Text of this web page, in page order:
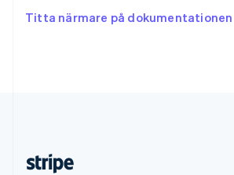
Titta närmare på dokumentationen
English